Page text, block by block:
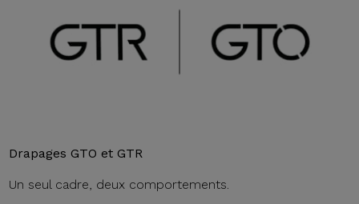
Drapages GTO et GTR
Un seul cadre, deux comportements.